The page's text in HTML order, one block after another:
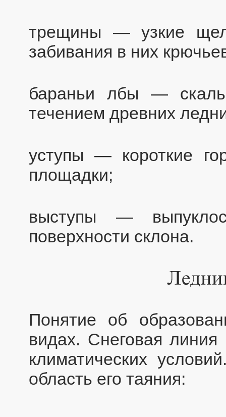
трещины — узкие
забивания в них
бараньи лбы —
течением древних
уступы — короткие
площадки;
выступы —
поверхности склона.
Понятие об
видах. Снеговая
климатических
область его таяния: